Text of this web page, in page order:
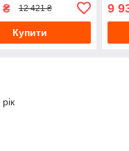
₴ 12 421 ₴
Купити
9